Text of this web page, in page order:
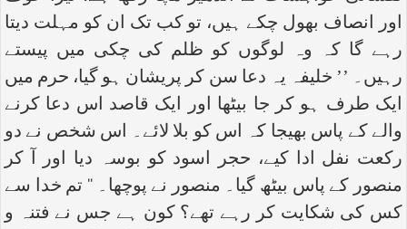
اور انصاف بھول چکے ہیں، تو کب تک ان کو مہلت دیتا
رہے گا کہ وہ لوگوں کو ظلم کی چکی میں پیستے
رہیں۔ ’’ خلیفہ یہ دعا سن کر پریشان ہو گیا، حرم میں
ایک طرف ہو کر جا بیٹھا اور ایک قاصد اس دعا کرنے
والے کے پاس بھیجا کہ اس کو بلا لائے۔ اس شخص نے دو
رکعت نفل ادا کیے، حجر اسود کو بوسہ دیا اور آ کر
منصور کے پاس بیٹھ گیا۔ منصور نے پوچھا۔ ‘‘ تم خدا سے
کس کی شکایت کر رہے تھے؟ کون ہے جس نے فتنہ و